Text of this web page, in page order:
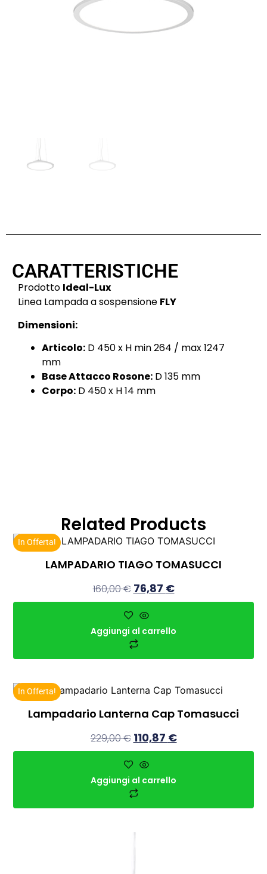
CARATTERISTICHE
Prodotto Ideal-Lux
Linea Lampada a sospensione FLY
Dimensioni:
Articolo: D 450 x H min 264 / max 1247
mm
Base Attacco Rosone: D 135 mm
Corpo: D 450 x H 14 mm
Related Products
In Offerta!
LAMPADARIO TIAGO TOMASUCCI
160,00€ 76,87 €
Aggiungi al carrello
In Offerta!
Lampadario Lanterna Cap Tomasucci
229,00€ 110,87 €
Aggiungi al carrello